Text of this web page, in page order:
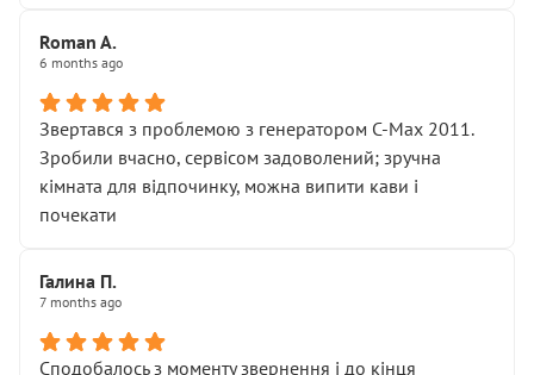
Roman A.
6 months ago
Звертався з проблемою з генератором C-Max 2011.
Зробили вчасно, сервісом задоволений; зручна
кімната для відпочинку, можна випити кави і
почекати
Галина П.
7 months ago
Сподобалось з моменту звернення і до кінця